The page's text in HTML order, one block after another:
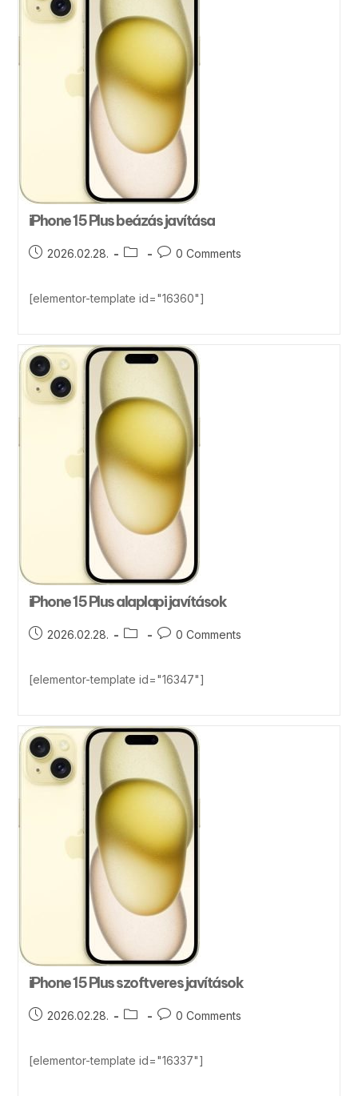
iPhone 15 Plus beázás javítása
2026.02.28. 0 Comments
[elementor-template id="16360"]
iPhone 15 Plus alaplapi javítások
2026.02.28. 0 Comments
[elementor-template id="16347"]
iPhone 15 Plus szoftveres javítások
2026.02.28. 0 Comments
[elementor-template id="16337"]